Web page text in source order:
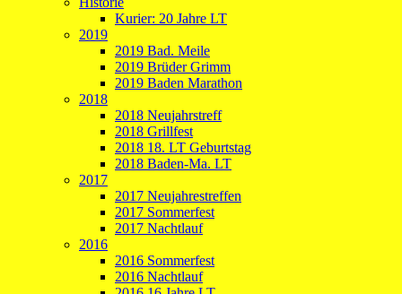
Kurier: 20 Jahre LT
2019
2019 Bad. Meile
2019 Brüder Grimm
2019 Baden Marathon
2018
2018 Neujahrstreff
2018 Grillfest
2018 18. LT Geburtstag
2018 Baden-Ma. LT
2017
2017 Neujahrestreffen
2017 Sommerfest
2017 Nachtlauf
2016
2016 Sommerfest
2016 Nachtlauf